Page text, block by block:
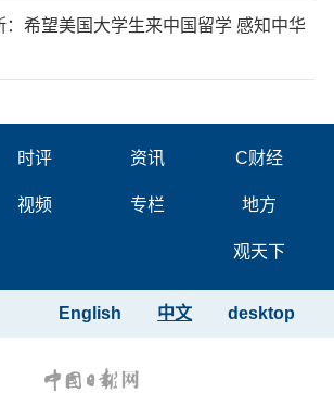
：希望美国大学生来中国留学 感知中华
时评 资讯 C财经
视频 专栏 地方
观天下
desktop
中文
English